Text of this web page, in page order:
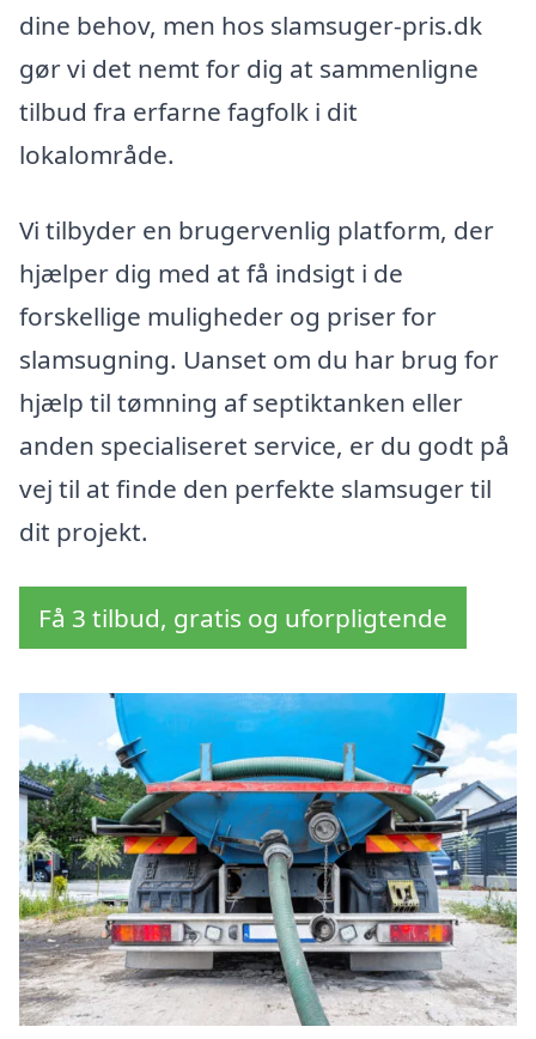
dine behov, men hos slamsuger-pris.dk
gør vi det nemt for dig at sammenligne
tilbud fra erfarne fagfolk i dit
lokalområde.
Vi tilbyder en brugervenlig platform, der
hjælper dig med at få indsigt i de
forskellige muligheder og priser for
slamsugning. Uanset om du har brug for
hjælp til tømning af septiktanken eller
anden specialiseret service, er du godt på
vej til at finde den perfekte slamsuger til
dit projekt.
Få 3 tilbud, gratis og uforpligtende